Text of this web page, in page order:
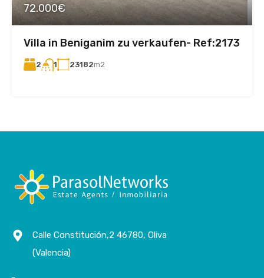
72.000€
Villa in Beniganim zu verkaufen- Ref:2173
2 1 23182m2
Calle Constitución,2 46780, Oliva
(Valencia)